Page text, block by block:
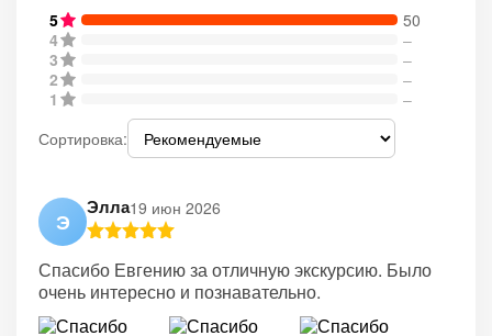
5
50
4
–
3
–
2
–
1
–
Сортировка:
Э
Элла19 июн 2026
Спасибо Евгению за отличную экскурсию. Было
очень интересно и познавательно.